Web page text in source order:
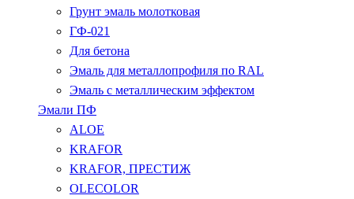
Грунт эмаль молотковая
ГФ-021
Для бетона
Эмаль для металлопрофиля по RAL
Эмаль с металлическим эффектом
Эмали ПФ
ALOE
KRAFOR
KRAFOR, ПРЕСТИЖ
OLECOLOR